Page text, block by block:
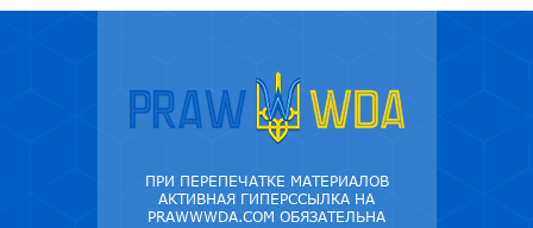
ПРИ ПЕРЕПЕЧАТКЕ МАТЕРИАЛОВ
АКТИВНАЯ ГИПЕРССЫЛКА НА
PRAWWWDA.COM ОБЯЗАТЕЛЬНА